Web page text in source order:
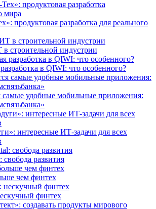
продуктовая разработка для реального
строительной индустрии
в QIWI: что особенного?
самые удобные мобильные приложения:
интересные ИТ-задачи для всех
развития
чем финтех
финтех